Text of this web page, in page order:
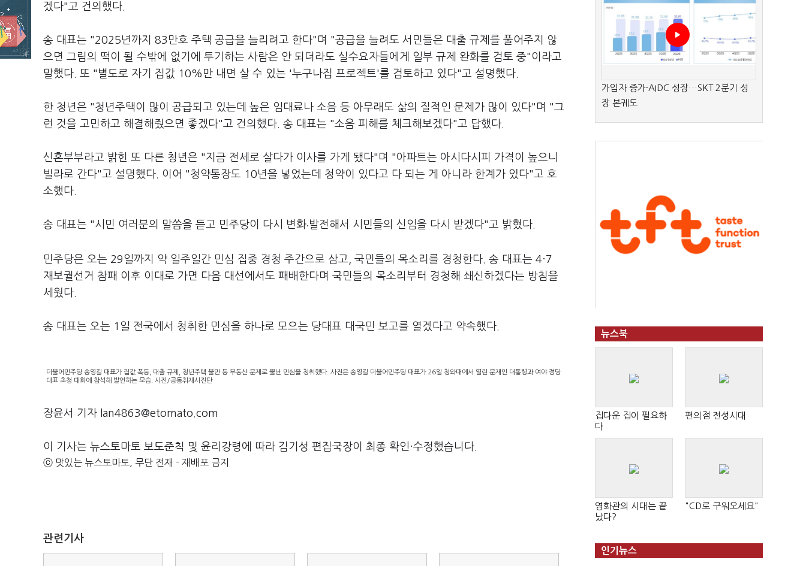
겠다"고 건의했다.
송 대표는 "2025년까지 83만호 주택 공급을 늘리려고 한다"며 "공급을 늘려도 서민들은 대출 규제를 풀어주지 않
으면 그림의 떡이 될 수밖에 없기에 투기하는 사람은 안 되더라도 실수요자들에게 일부 규제 완화를 검토 중"이라고
말했다. 또 "별도로 자기 집값 10%만 내면 살 수 있는 '누구나집 프로젝트'를 검토하고 있다"고 설명했다.
한 청년은 "청년주택이 많이 공급되고 있는데 높은 임대료나 소음 등 아무래도 삶의 질적인 문제가 많이 있다"며 "그
런 것을 고민하고 해결해줬으면 좋겠다"고 건의했다. 송 대표는 "소음 피해를 체크해보겠다"고 답했다.
신혼부부라고 밝힌 또 다른 청년은 "지금 전세로 살다가 이사를 가게 됐다"며 "아파트는 아시다시피 가격이 높으니
빌라로 간다"고 설명했다. 이어 "청약통장도 10년을 넣었는데 청약이 있다고 다 되는 게 아니라 한계가 있다"고 호
소했다.
송 대표는 "시민 여러분의 말씀을 듣고 민주당이 다시 변화· 발전해서 시민들의 신임을 다시 받겠다"고 밝혔다.
민주당은 오는 29일까지 약 일주일간 민심 집중 경청 주간으로 삼고, 국민들의 목소리를 경청한다. 송 대표는 4·7
재보궐선거 참패 이후 이대로 가면 다음 대선에서도 패배한다며 국민들의 목소리부터 경청해 쇄신하겠다는 방침을
세웠다.
송 대표는 오는 1일 전국에서 청취한 민심을 하나로 모으는 당대표 대국민 보고를 열겠다고 약속했다.
더불어민주당 송영길 대표가 집값 폭등, 대출 규제, 청년주택 불만 등 부동산 문제로 뿔난 민심을 청취했다. 사진은 송영길 더불어민주당 대표가 26일 청와대에서 열린 문재인 대통령과 여야 정당
대표 초청 대화에 참석해 발언하는 모습. 사진/공동취재사진단
장윤서 기자 lan4863@etomato.com
이 기사는 뉴스토마토 보도준칙 및 윤리강령에 따라 김기성 편집국장이 최종 확인·수정했습니다.
ⓒ 맛있는 뉴스토마토, 무단 전재 - 재배포 금지
관련기사
가입자 증가·AIDC 성장…SKT 2분기 성
장 본궤도
뉴스북
집다운 집이 필요하
다
편의점 전성시대
영화관의 시대는 끝
났다?
"CD로 구워오세요"
인기뉴스